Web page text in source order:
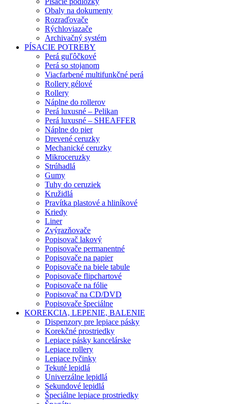
Obaly na dokumenty
Rozraďovače
Rýchloviazače
Archivačný systém
PÍSACIE POTREBY
Perá guľôčkové
Perá so stojanom
Viacfarbené multifunkčné perá
Rollery gélové
Rollery
Náplne do rollerov
Perá luxusné – Pelikan
Perá luxusné – SHEAFFER
Náplne do pier
Drevené ceruzky
Mechanické ceruzky
Mikroceruzky
Strúhadlá
Gumy
Tuhy do ceruziek
Kružidlá
Pravítka plastové a hliníkové
Kriedy
Liner
Zvýrazňovače
Popisovač lakový
Popisovače permanentné
Popisovače na papier
Popisovače na biele tabule
Popisovače flipchartové
Popisovače na fólie
Popisovač na CD/DVD
Popisovače špeciálne
KOREKCIA, LEPENIE, BALENIE
Dispenzory pre lepiace pásky
Korekčné prostriedky
Lepiace pásky kancelárske
Lepiace rollery
Lepiace tyčinky
Tekuté lepidlá
Univerzálne lepidlá
Sekundové lepidlá
Špeciálne lepiace prostriedky